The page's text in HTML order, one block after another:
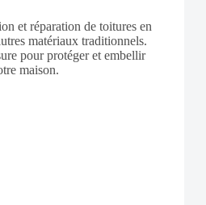
et réparation de toitures en
matériaux traditionnels.
pour protéger et embellir
maison.